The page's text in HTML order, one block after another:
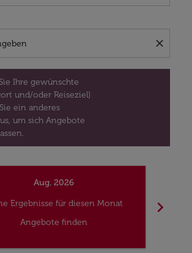
close
Ihre gewünschte
und/oder Reiseziel)
ein anderes
um sich Angebote
Aug. 2026
Ergebnisse für diesen Monat
Angebote finden
chevron_right